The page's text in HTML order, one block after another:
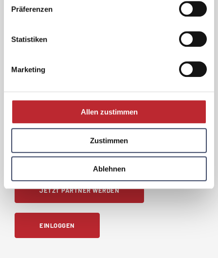
Präferenzen
Statistiken
Marketing
Allen zustimmen
Zustimmen
Ablehnen
Unfallgefahr. - Verkehrsberuhigung beim
Ein Tipp, den man schnell
umsetzen kann:
Lesepaten durch Senioren - Babytreff -
Seniorennachmittage - Abhaltung von
Kursen (Erste Hilfe, Erwachsenenbildung)
Kontaktdaten sind nur für Premium
JETZT PARTNER WERDEN
EINLOGGEN